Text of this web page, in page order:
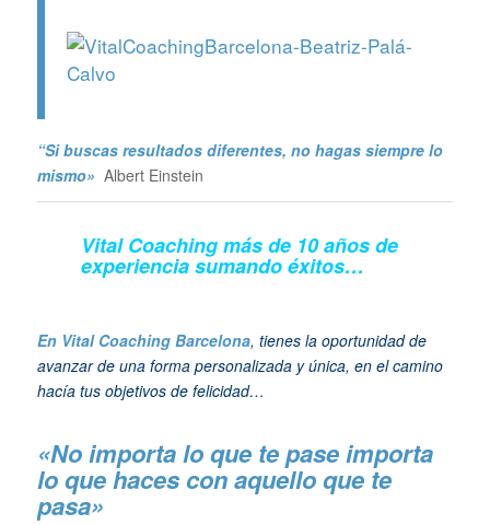
“Si buscas resultados diferentes, no hagas siempre lo
mismo» Albert Einstein
Vital Coaching más de 10 años de
experiencia sumando éxitos…
En Vital Coaching Barcelona, tienes la oportunidad de
avanzar de una forma personalizada y única, en el camino
hacía tus objetivos de felicidad…
«No importa lo que te pase importa
lo que haces con aquello que te
pasa»